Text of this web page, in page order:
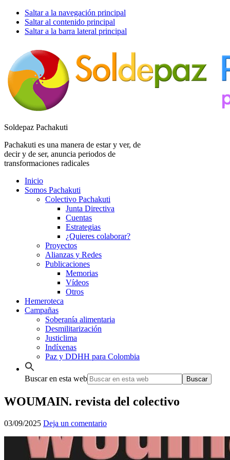
Saltar a la navegación principal
Saltar al contenido principal
Saltar a la barra lateral principal
Soldepaz Pachakuti
Pachakuti es una manera de estar y ver, de
decir y de ser, anuncia periodos de
transformaciones radicales
Inicio
Somos Pachakuti
Colectivo Pachakuti
Junta Directiva
Cuentas
Estrategias
¿Quieres colaborar?
Proyectos
Alianzas y Redes
Publicaciones
Memorias
Vídeos
Otros
Hemeroteca
Campañas
Soberanía alimentaria
Desmilitarización
Justiclima
Indíxenas
Paz y DDHH para Colombia
Buscar en esta web
WOUMAIN. revista del colectivo
03/09/2025 Deja un comentario